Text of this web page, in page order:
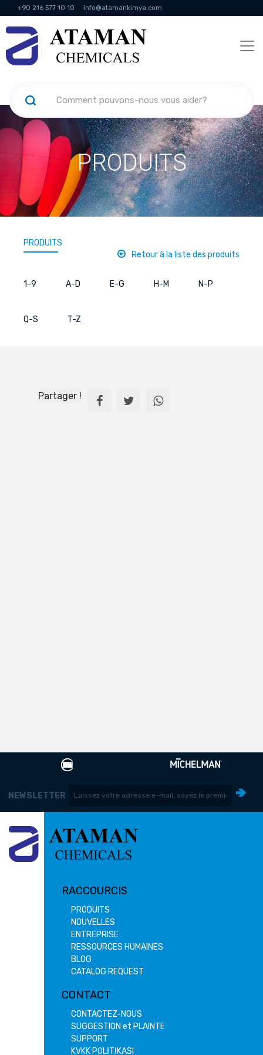
+90 216 577 10 10 info@atamankimya.com
KVKK Politikası Services de la société de l'information
humaines
PRODUITS
PRODUITS
Retour à la liste des produits
1-9 A-D E-G H-M N-P
Q-S T-Z
Partager !
NEWSLETTER
RACCOURCIS
PRODUITS
NOUVELLES
ENTREPRISE
RESSOURCES HUMAINES
BLOG
CATALOG REQUEST
CONTACT
CONTACTEZ-NOUS
SUGGESTION et PLAINTE
SUPPORT
KVKK POLİTİKASI